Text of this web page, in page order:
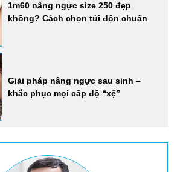
1m60 nâng ngực size 250 đẹp
không? Cách chọn túi độn chuẩn
Giải pháp nâng ngực sau sinh –
khắc phục mọi cấp độ “xệ”